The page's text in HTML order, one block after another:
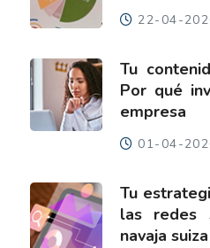
22-04-
Tu
Por qué
empresa
01-04-
Tu
las redes
navaja